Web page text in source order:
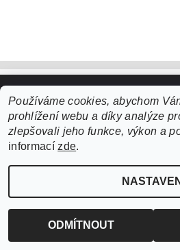
2026 ©ZooLife.cz, všechna práva
Vytvořil
Používáme cookies, abychom
prohlížení webu a díky analýze
zlepšovali jeho funkce, výkon a
informacízde.
NASTAVENÍ
ODMÍTNOUT